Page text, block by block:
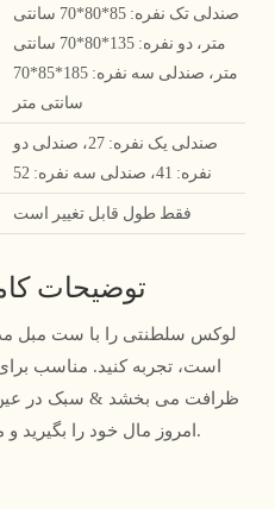
صندلی تک نفره: 85*80*70 سانتی
متر، دو نفره: 135*80*70 سانتی
متر، صندلی سه نفره: 185*85*70
سانتی متر
صندلی یک نفره: 27، صندلی دو
نفره: 41، صندلی سه نفره: 52
فقط طول قابل تغییر است
توضیحات
لوکس سلطنتی را با ست مبل
است، تجربه کنید. مناسب
ظرافت می بخشد & سبک در عین
امروز مال خود را بگیرید و محل کار خود را ارتقا دهید.